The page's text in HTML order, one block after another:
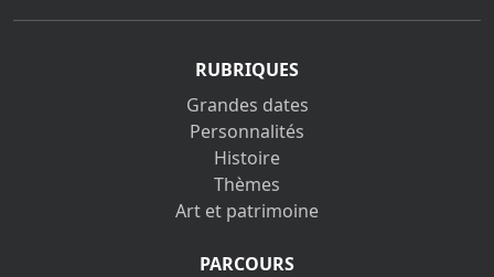
RUBRIQUES
Grandes dates
Personnalités
Histoire
Thèmes
Art et patrimoine
PARCOURS